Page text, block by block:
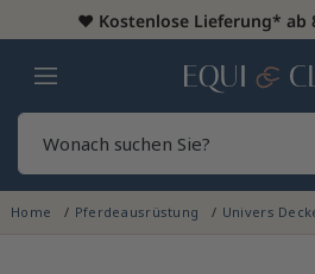
♥️ Kostenlose Lieferung* ab
Heim
Home Pferdeausrüstung Univers